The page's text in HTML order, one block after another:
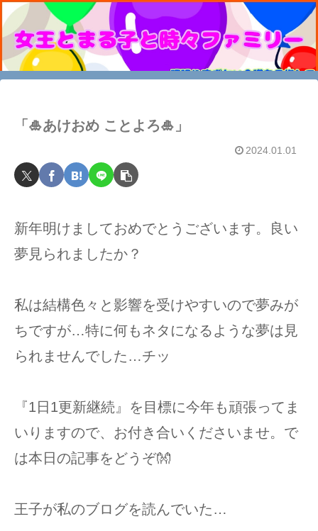
「🎍あけおめ ことよろ🎍」
2024.01.01
新年明けましておめでとうございます。良い
夢見られましたか？
私は結構色々と影響を受けやすいので夢みが
ちですが…特に何もネタになるような夢は見
られませんでした…チッ
『1日1更新継続』を目標に今年も頑張ってま
いりますので、お付き合いくださいませ。で
は本日の記事をどうぞ👐
王子が私のブログを読んでいた…